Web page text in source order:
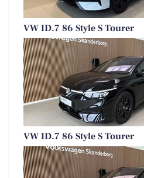
VW ID.7 86 Style S Tourer
VW ID.7 86 Style S Tourer